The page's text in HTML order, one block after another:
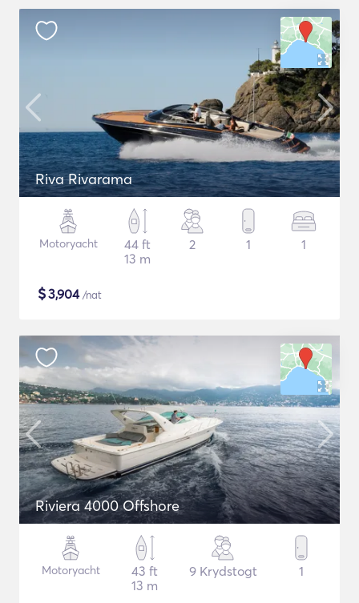
Riva Rivarama
Motoryacht
44 ft
13 m
2 1 1
$3,904/nat
Riviera 4000 Offshore
Motoryacht
43 ft
13 m
9 Krydstogt 1